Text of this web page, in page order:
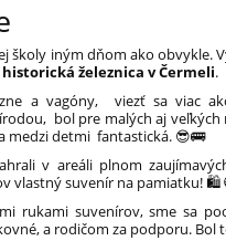
iným dňom ako obvykle.
železnica v Čermeli.
a vagóny, viezť sa viac
bol pre malých aj
medzi detmi fantastická. 😎🚌
v areáli plnom
vlastný suvenír na pamiatku!
rukami suvenírov, sme sa
a rodičom za podporu.